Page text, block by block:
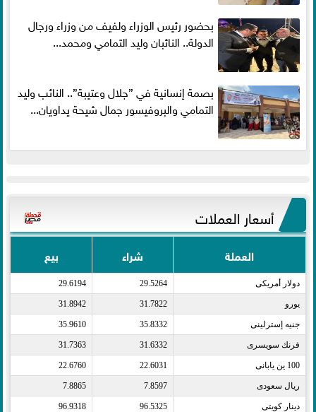
بحضور رئيس الوزراء ولفيف من وزراء ورجال
الدولة.. النائبان وليد التمامي ومحمد...
بصمة إنسانية في ”جلال وعتيبة”.. النائب وليد
التمامي والبروفيسور جمال شيحة يداويان...
أسعار العملات
العملة شراء بيع
دولار أمريكى​ 29.5264
29.6194
يورو​ 31.7822
31.8942
جنيه إسترلينى​ 35.8332
35.9610
فرنك سويسرى​ 31.6332
31.7363
100 ين يابانى​ 22.6031
22.6760
ريال سعودى​ 7.8597
7.8865
دينار كويتى​ 96.5325
96.9318